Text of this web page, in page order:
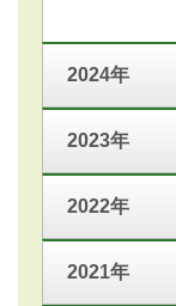
2024年
2023年
2022年
2021年